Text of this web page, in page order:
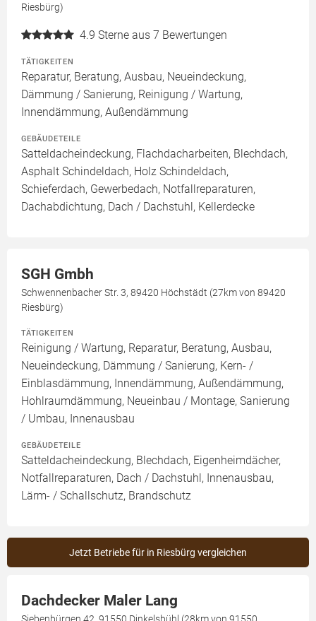
Riesbürg)
4.9 Sterne aus 7 Bewertungen
TÄTIGKEITEN
Reparatur, Beratung, Ausbau, Neueindeckung,
Dämmung / Sanierung, Reinigung / Wartung,
Innendämmung, Außendämmung
GEBÄUDETEILE
Satteldacheindeckung, Flachdacharbeiten, Blechdach,
Asphalt Schindeldach, Holz Schindeldach,
Schieferdach, Gewerbedach, Notfallreparaturen,
Dachabdichtung, Dach / Dachstuhl, Kellerdecke
SGH Gmbh
Schwennenbacher Str. 3, 89420 Höchstädt (27km von 89420
Riesbürg)
TÄTIGKEITEN
Reinigung / Wartung, Reparatur, Beratung, Ausbau,
Neueindeckung, Dämmung / Sanierung, Kern- /
Einblasdämmung, Innendämmung, Außendämmung,
Hohlraumdämmung, Neueinbau / Montage, Sanierung
/ Umbau, Innenausbau
GEBÄUDETEILE
Satteldacheindeckung, Blechdach, Eigenheimdächer,
Notfallreparaturen, Dach / Dachstuhl, Innenausbau,
Lärm- / Schallschutz, Brandschutz
Jetzt Betriebe für in Riesbürg vergleichen
Dachdecker Maler Lang